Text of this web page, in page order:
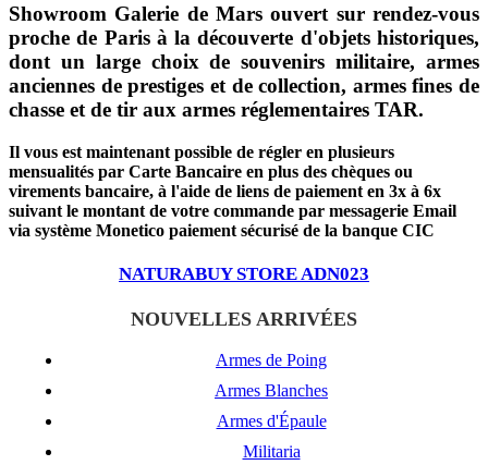
Showroom Galerie de Mars ouvert sur rendez-vous
proche de Paris à la découverte d'objets historiques,
dont un large choix de souvenirs militaire, armes
anciennes de prestiges et de collection, armes fines de
chasse et de tir aux armes réglementaires TAR.
Il vous est maintenant possible de régler en plusieurs
mensualités par Carte Bancaire en plus des chèques ou
virements bancaire, à l'aide de liens de paiement en 3x à 6x
suivant le montant de votre commande par messagerie Email
via système Monetico paiement sécurisé de la banque CIC
NATURABUY STORE ADN023
NOUVELLES ARRIVÉES
Armes de Poing
Armes Blanches
Armes d'Épaule
Militaria